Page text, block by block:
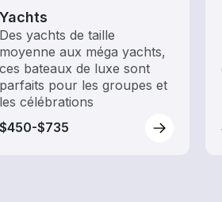
Yachts
Des yachts de taille
moyenne aux méga yachts,
ces bateaux de luxe sont
parfaits pour les groupes et
les célébrations
$450-$735